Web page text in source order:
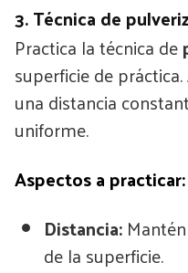
3. Técnica de
Practica la técnica de
superficie de
una distancia
uniforme.
Aspectos a practicar:
Distancia:
de la superficie.